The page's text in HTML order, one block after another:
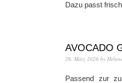
Dazu passt
AVOCADO
26. März 2026 by
Passend zur